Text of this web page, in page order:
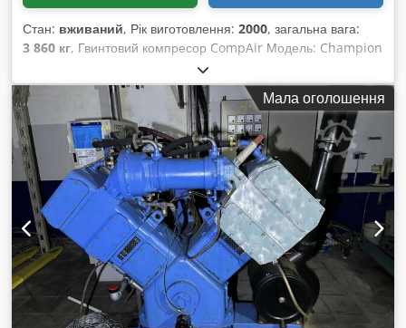
Стан: вживаний, Рік виготовлення: 2000, загальна вага:
3 860 кг, Гвинтовий компресор CompAir Модель: Champion
180 Dsdpou Rn Ngjfx Ai Iowa Рік випуску: 2000 Вхідний
тиск: 1 бар Робочі тиски ступенів: 2,2 / 12 бар Об'ємна
подача: 17 м³/хв Потужність двигуна: 110 кВт Компресор
знаходиться у справному стані, до виводу з експлуатації
регулярно обслуговувався та проходив перевірки.
Мала оголошення